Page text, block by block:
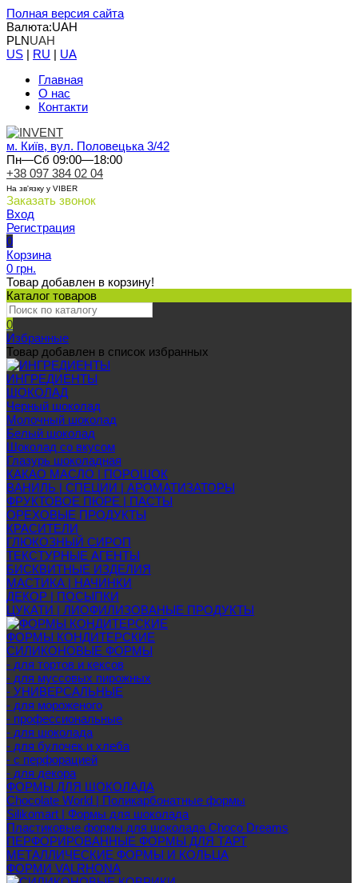
Полная версия сайта
Валюта:UAH
PLNUAH
US | RU | UA
Главная
О нас
Контакти
м. Київ, вул. Половецька 3/42
Пн—Сб 09:00—18:00
+38 097 384 02 04
На зв'язку у VIBER
Заказать звонок
Вход
Регистрация
0
Корзина
0 грн.
Товар добавлен в корзину!
Каталог товаров
0
Избранные
Товар добавлен в список избранных
ИНГРЕДИЕНТЫ
ШОКОЛАД
Черный шоколад
Молочный шоколад
Белый шоколад
Шоколад со вкусом
Глазурь шоколадная
КАКАО МАСЛО | ПОРОШОК
ВАНИЛЬ | СПЕЦИИ | АРОМАТИЗАТОРЫ
ФРУКТОВОЕ ПЮРЕ | ПАСТЫ
ОРЕХОВЫЕ ПРОДУКТЫ
КРАСИТЕЛИ
ГЛЮКОЗНЫЙ СИРОП
ТЕКСТУРНЫЕ АГЕНТЫ
БИСКВИТНЫЕ ИЗДЕЛИЯ
МАСТИКА | НАЧИНКИ
ДЕКОР | ПОСЫПКИ
ЦУКАТИ | ЛИОФИЛИЗОВАНЫЕ ПРОДУКТЫ
ФОРМЫ КОНДИТЕРСКИЕ
СИЛИКОНОВЫЕ ФОРМЫ
- для тортов и кексов
- для муссовых пирожных
- УНИВЕРСАЛЬНЫЕ
- для мороженого
- профессиональные
- для шоколада
- для булочек и хлеба
- с перфорацией
- для декора
ФОРМЫ ДЛЯ ШОКОЛАДА
Chocolate World | Поликарбонатные формы
Silikomart | Формы для шоколада
Пластиковые формы для шоколада Choco Dreams
ПЕРФОРИРОВАННЫЕ ФОРМЫ ДЛЯ ТАРТ
МЕТАЛЛИЧЕСКИЕ ФОРМЫ И КОЛЬЦА
ФОРМИ VALRHONA